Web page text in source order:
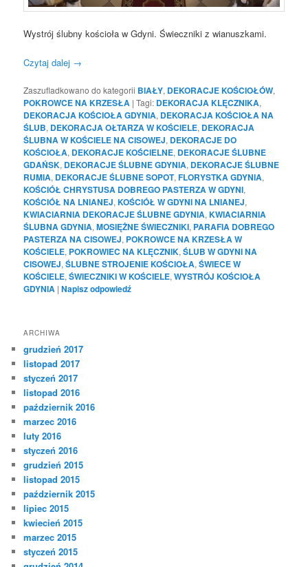
Wystrój ślubny kościoła w Gdyni. Świeczniki z wianuszkami.
Czytaj dalej →
Zaszufladkowano do kategorii BIAŁY, DEKORACJE KOŚCIOŁÓW,
POKROWCE NA KRZESŁA |Tagi: DEKORACJA KLĘCZNIKA,
DEKORACJA KOŚCIOŁA GDYNIA, DEKORACJA KOŚCIOŁA NA
ŚLUB, DEKORACJA OŁTARZA W KOŚCIELE, DEKORACJA
ŚLUBNA W KOŚCIELE NA CISOWEJ, DEKORACJE DO
KOŚCIOŁA, DEKORACJE KOŚCIELNE, DEKORACJE ŚLUBNE
GDAŃSK, DEKORACJE ŚLUBNE GDYNIA, DEKORACJE ŚLUBNE
RUMIA, DEKORACJE ŚLUBNE SOPOT,FLORYSTKA GDYNIA,
KOŚCIÓŁ CHRYSTUSA DOBREGO PASTERZA W GDYNI,
KOŚCIÓŁ NA LNIANEJ,KOŚCIÓŁ W GDYNI NA LNIANEJ,
KWIACIARNIA DEKORACJE ŚLUBNE GDYNIA,KWIACIARNIA
ŚLUBNA GDYNIA,MOSIĘŻNE ŚWIECZNIKI, PARAFIA DOBREGO
PASTERZA NA CISOWEJ, POKROWCE NA KRZESŁA W
KOŚCIELE, POKROWIEC NA KLĘCZNIK,ŚLUB W GDYNI NA
CISOWEJ,ŚLUBNE STROJENIE KOŚCIOŁA,ŚWIECE W
KOŚCIELE,ŚWIECZNIKI W KOŚCIELE,WYSTRÓJ KOŚCIOŁA
GDYNIA |Napisz odpowiedź
ARCHIWA
grudzień 2017
listopad 2017
styczeń 2017
listopad 2016
październik 2016
marzec 2016
luty 2016
styczeń 2016
grudzień 2015
listopad 2015
październik 2015
lipiec 2015
kwiecień 2015
marzec 2015
styczeń 2015